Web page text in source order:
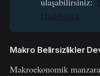
Dashboard.
Makro Belirsizlikler
Makroekonomik